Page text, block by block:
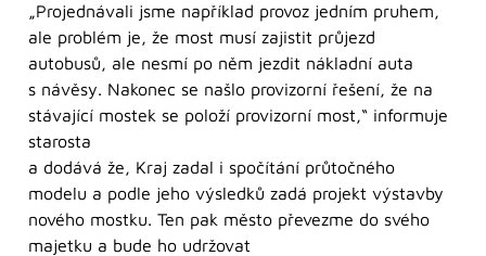
„Projednávali jsme například provoz jedním pruhem,
ale problém je, že most musí zajistit průjezd
autobusů, ale nesmí po něm jezdit nákladní auta
s návěsy. Nakonec se našlo provizorní řešení, že na
stávající mostek se položí provizorní most,“ informuje
starosta
a dodává že, Kraj zadal i spočítání průtočného
modelu a podle jeho výsledků zadá projekt výstavby
nového mostku. Ten pak město převezme do svého
majetku a bude ho udržovat